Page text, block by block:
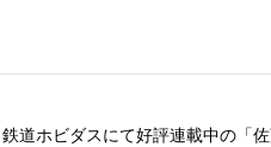
鉄道ホビダスにて好評連載中の「